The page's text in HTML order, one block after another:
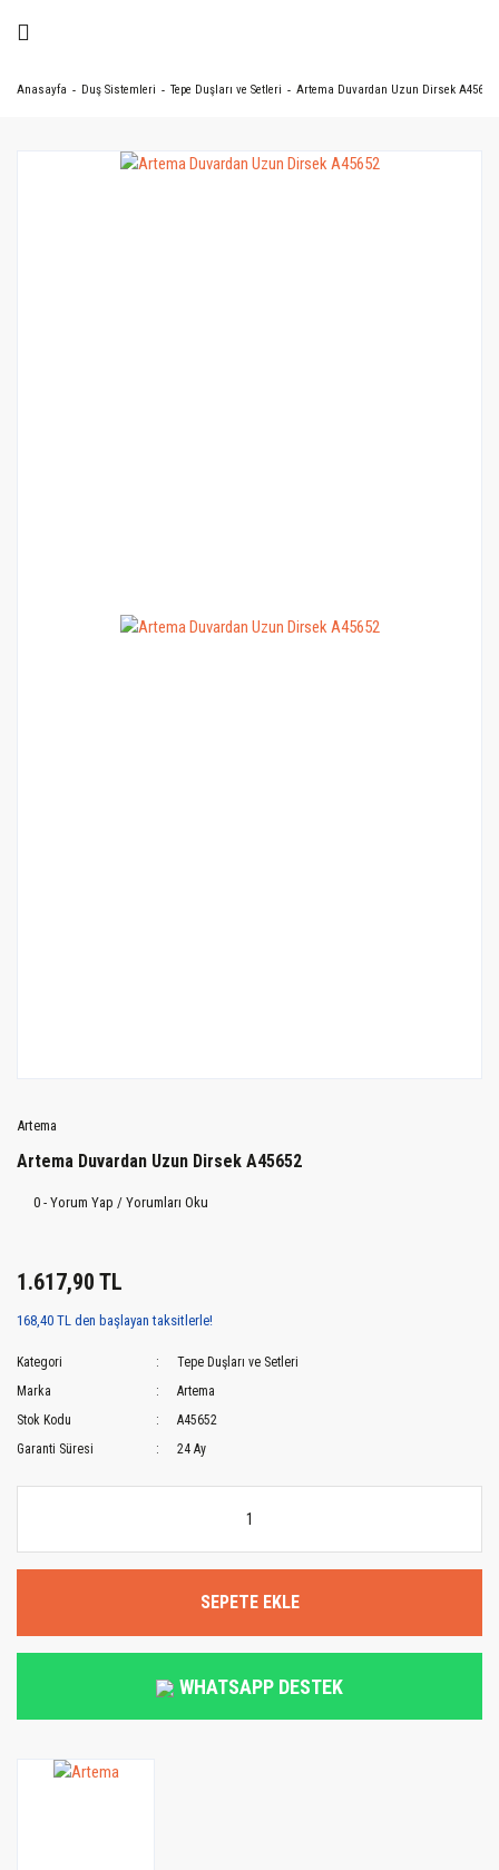
Anasayfa Duş Sistemleri Tepe Duşları ve Setleri Artema Duvardan Uzun Dirsek A45652
Artema
Artema Duvardan Uzun Dirsek A45652
0 - Yorum Yap / Yorumları Oku
1.617,90 TL
168,40 TL den başlayan taksitlerle!
Kategori
Tepe Duşları ve Setleri
Marka
Artema
Stok Kodu
A45652
Garanti Süresi
24 Ay
SEPETE EKLE
WHATSAPP DESTEK